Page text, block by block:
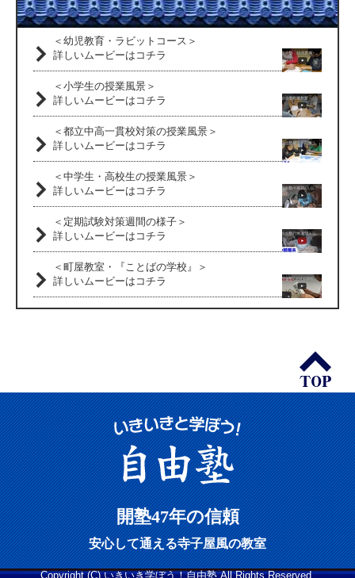
＜幼児教育・ラビットコース＞
詳しいムービーはコチラ
＜小学生の授業風景＞
詳しいムービーはコチラ
＜都立中高一貫校対策の授業風景＞
詳しいムービーはコチラ
＜中学生・高校生の授業風景＞
詳しいムービーはコチラ
＜定期試験対策週間の様子＞
詳しいムービーはコチラ
＜町屋教室・『ことばの学校』＞
詳しいムービーはコチラ
開塾47年の信頼
安心して通える寺子屋風の教室
Copyright (C) いきいき学ぼう！自由塾 All Rights Reserved.